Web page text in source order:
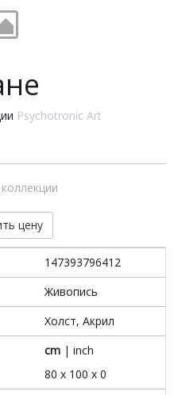
Psychotronic Art
цену
147393796412
Живопись
Холст, Акрил
cm | inch
80 x 100 x 0